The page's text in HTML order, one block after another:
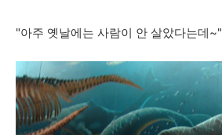
"아주 옛날에는 사람이 안 살았다는데~"